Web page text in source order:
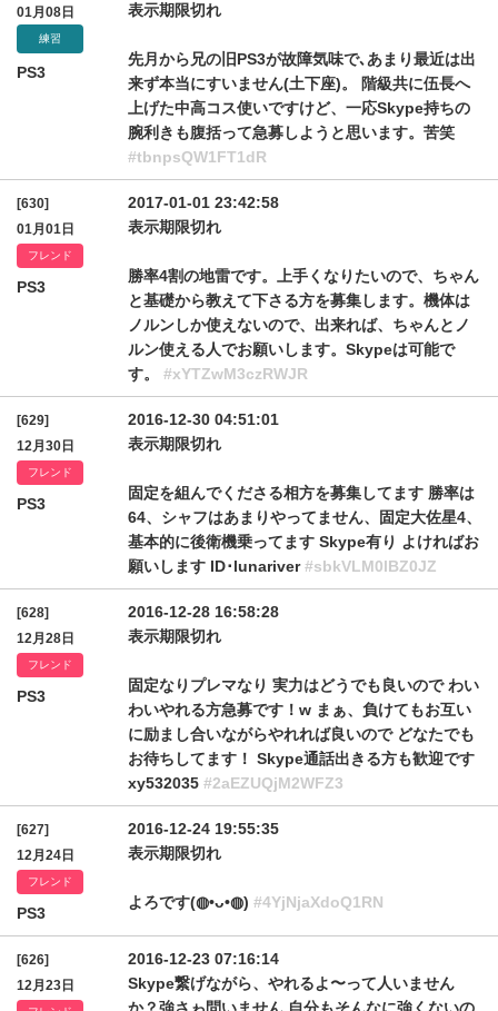
01月08日
練習
PS3
表示期限切れ
先月から兄の旧PS3が故障気味で､あまり最近は出
来ず本当にすいません(土下座)。 階級共に伍長へ
上げた中高コス使いですけど、一応Skype持ちの
腕利きも腹括って急募しようと思います。苦笑
#tbnpsQW1FT1dR
[630]
01月01日
フレンド
PS3
2017-01-01 23:42:58
表示期限切れ
勝率4割の地雷です。上手くなりたいので、ちゃん
と基礎から教えて下さる方を募集します。機体は
ノルンしか使えないので、出来れば、ちゃんとノ
ルン使える人でお願いします。Skypeは可能で
す。 #xYTZwM3czRWJR
[629]
12月30日
フレンド
PS3
2016-12-30 04:51:01
表示期限切れ
固定を組んでくださる相方を募集してます 勝率は
64、シャフはあまりやってません、固定大佐星4、
基本的に後衛機乗ってます Skype有り よければお
願いします ID･lunariver#sbkVLM0lBZ0JZ
[628]
12月28日
フレンド
PS3
2016-12-28 16:58:28
表示期限切れ
固定なりプレマなり 実力はどうでも良いので わい
わいやれる方急募です！w まぁ、負けてもお互い
に励まし合いながらやれれば良いので どなたでも
お待ちしてます！ Skype通話出きる方も歓迎です
xy532035 #2aEZUQjM2WFZ3
[627]
12月24日
フレンド
PS3
2016-12-24 19:55:35
表示期限切れ
よろです(◍•ᴗ•◍) #4YjNjaXdoQ1RN
[626]
12月23日
2016-12-23 07:16:14
Skype繋げながら、やれるよ〜って人いません